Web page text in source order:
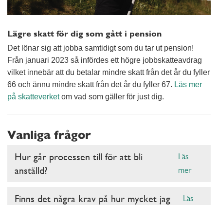
Lägre skatt för dig som gått i pension
Det lönar sig att jobba samtidigt som du tar ut pension!
Från januari 2023 så infördes ett högre jobbskatteavdrag
vilket innebär att du betalar mindre skatt från det år du fyller
66 och ännu mindre skatt från det år du fyller 67. Läs mer
på skatteverketom vad som gäller för just dig.
Vanliga frågor
Hur går processen till för att bli
anställd?
Läs
mer
Finns det några krav på hur mycket jag
Läs